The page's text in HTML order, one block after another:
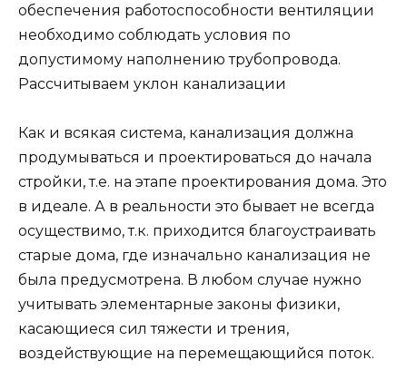
обеспечения работоспособности вентиляции
необходимо соблюдать условия по
допустимому наполнению трубопровода.
Рассчитываем уклон канализации
Как и всякая система, канализация должна
продумываться и проектироваться до начала
стройки, т.е. на этапе проектирования дома. Это
в идеале. А в реальности это бывает не всегда
осуществимо, т.к. приходится благоустраивать
старые дома, где изначально канализация не
была предусмотрена. В любом случае нужно
учитывать элементарные законы физики,
касающиеся сил тяжести и трения,
воздействующие на перемещающийся поток.